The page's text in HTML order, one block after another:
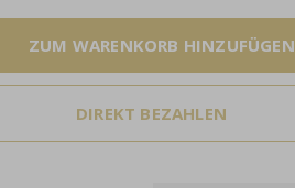
ZUM WARENKORB HINZUFÜGEN
DIREKT BEZAHLEN